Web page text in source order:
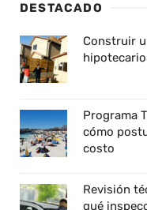
DESTACADO
Construir
Programa
cómo
costo
Revisión
qué